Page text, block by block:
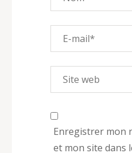
Enregistrer mon
et mon site dans